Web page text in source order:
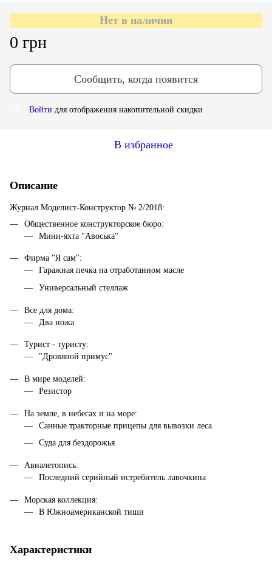
Нет в наличии
0 грн
Сообщить, когда появится
Войти для отображения накопительной скидки
В избранное
Описание
Журнал Моделист-Конструктор № 2/2018:
Общественное конструкторское бюро:
Мини-яхта "Авоська"
Фирма "Я сам":
Гаражная печка на отработанном масле
Универсальный стеллаж
Все для дома:
Два ножа
Турист - туристу:
"Дровяной примус"
В мире моделей:
Резистор
На земле, в небесах и на море:
Санные тракторные прицепы для вывозки леса
Суда для бездорожья
Авиалетопись:
Последний серийный истребитель лавочкина
Морская коллекция:
В Южноамериканской тиши
Характеристики